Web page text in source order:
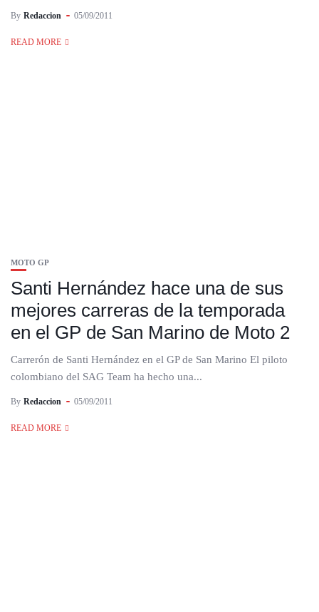
By Redaccion 05/09/2011
READ MORE
MOTO GP
Santi Hernández hace una de sus
mejores carreras de la temporada
en el GP de San Marino de Moto 2
Carrerón de Santi Hernández en el GP de San Marino El piloto
colombiano del SAG Team ha hecho una...
By Redaccion 05/09/2011
READ MORE